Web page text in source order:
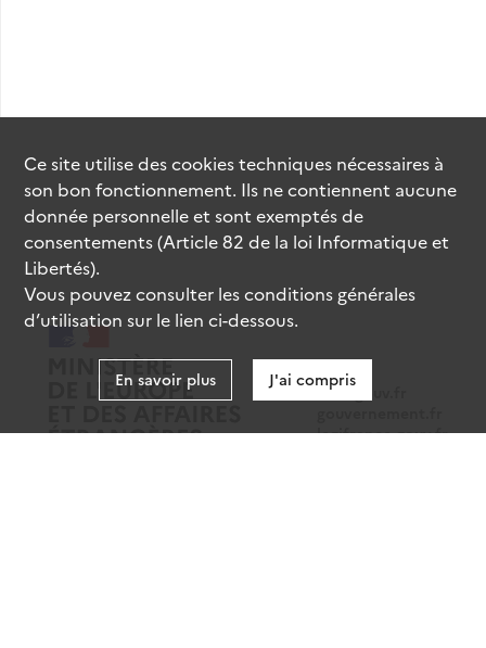
data.gouv.fr
legifrance.gouv.fr
Ce site utilise descookiestechniques nécessaires à
son bon fonctionnement. Ils ne contiennent aucune
donnée personnelle et sont exemptés de
consentements (Article 82 de la loi Informatique et
Libertés).
Vous pouvez consulter les conditions générales
d’utilisation sur le lien ci-dessous.
En savoir plus J'ai compris